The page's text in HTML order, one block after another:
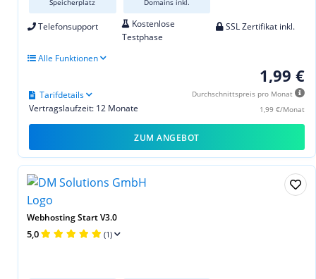
Telefonsupport
Kostenlose
Testphase
SSL Zertifikat inkl.
Alle Funktionen
1,99 €
Durchschnittspreis pro Monat
1,99 €/Monat
Vertragslaufzeit: 12 Monate
Tarifdetails
ZUM ANGEBOT
Webhosting Start V3.0
5,0 (1)